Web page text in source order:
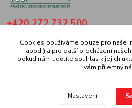
+420 272 732 500
pospraha@gmail.com
Cookies používáme pouze pro naše
apod.) a pro další procházení
pokud nám udělíte souhlas k jejich
vám příjemný
Nastavení